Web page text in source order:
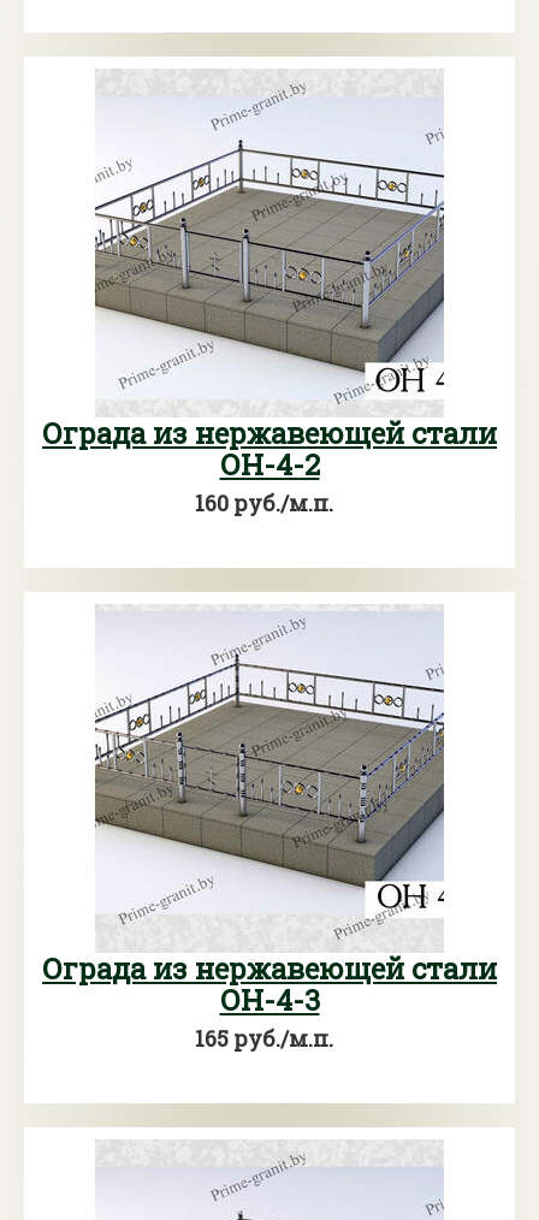
Ограда из нержавеющей стали
ОН-4-2
160 руб./м.п.
Ограда из нержавеющей стали
ОН-4-3
165 руб./м.п.